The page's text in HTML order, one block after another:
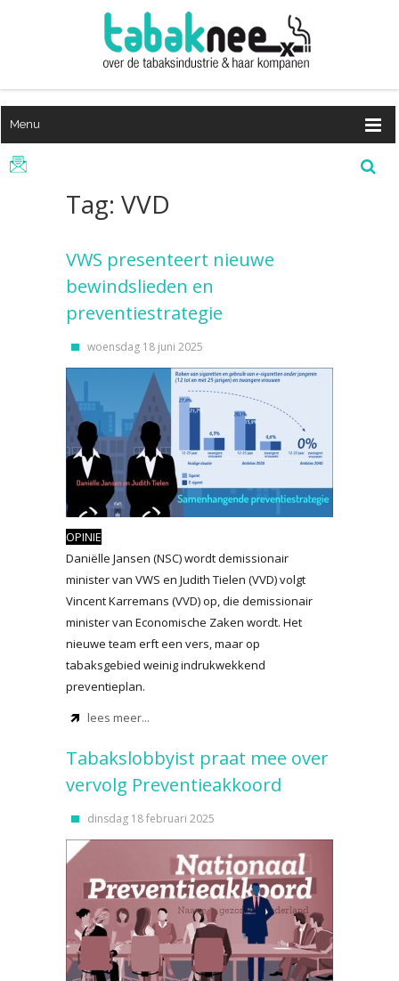
Menu
Tag: VVD
VWS presenteert nieuwe
bewindslieden en
preventiestrategie
woensdag 18 juni 2025
OPINIE
Daniëlle Jansen (NSC) wordt demissionair
minister van VWS en Judith Tielen (VVD) volgt
Vincent Karremans (VVD) op, die demissionair
minister van Economische Zaken wordt. Het
nieuwe team erft een vers, maar op
tabaksgebied weinig indrukwekkend
preventieplan.
lees meer...
Tabakslobbyist praat mee over
vervolg Preventieakkoord
dinsdag 18 februari 2025